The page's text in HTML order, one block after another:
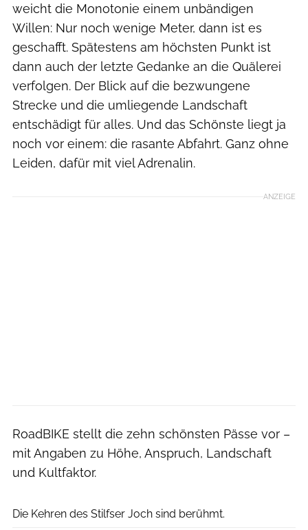
weicht die Monotonie einem unbändigen
Willen: Nur noch wenige Meter, dann ist es
geschafft. Spätestens am höchsten Punkt ist
dann auch der letzte Gedanke an die Quälerei
verfolgen. Der Blick auf die bezwungene
Strecke und die umliegende Landschaft
entschädigt für alles. Und das Schönste liegt ja
noch vor einem: die rasante Abfahrt. Ganz ohne
Leiden, dafür mit viel Adrenalin.
ANZEIGE
RoadBIKE stellt die zehn schönsten Pässe vor –
mit Angaben zu Höhe, Anspruch, Landschaft
und Kultfaktor.
Die Kehren des Stilfser Joch sind berühmt.